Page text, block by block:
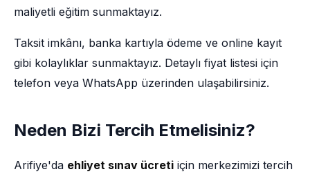
maliyetli eğitim sunmaktayız.
Taksit imkânı, banka kartıyla ödeme ve online kayıt
gibi kolaylıklar sunmaktayız. Detaylı fiyat listesi için
telefon veya WhatsApp üzerinden ulaşabilirsiniz.
Neden Bizi Tercih Etmelisiniz?
Arifiye'da ehliyet sınav ücreti için merkezimizi tercih